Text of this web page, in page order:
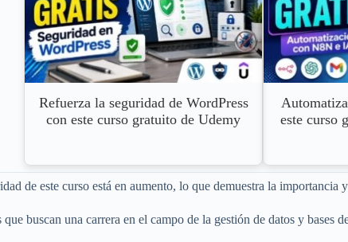
Refuerza la seguridad de WordPress
con este curso gratuito de Udemy
este curso
de este curso está en aumento, lo que demuestra la importancia
buscan una carrera en el campo de la gestión de datos y